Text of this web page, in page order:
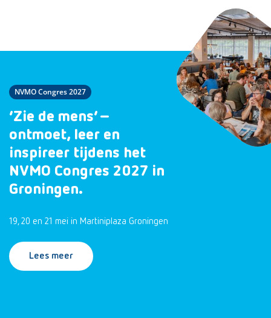
NVMO Congres 2027
‘Zie de mens’ –
ontmoet, leer en
inspireer tijdens het
NVMO Congres 2027 in
Groningen.
19, 20 en 21 mei in Martiniplaza Groningen
Lees meer